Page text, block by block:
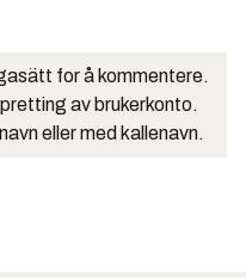
for å kommentere.
av brukerkonto.
eller med kallenavn.